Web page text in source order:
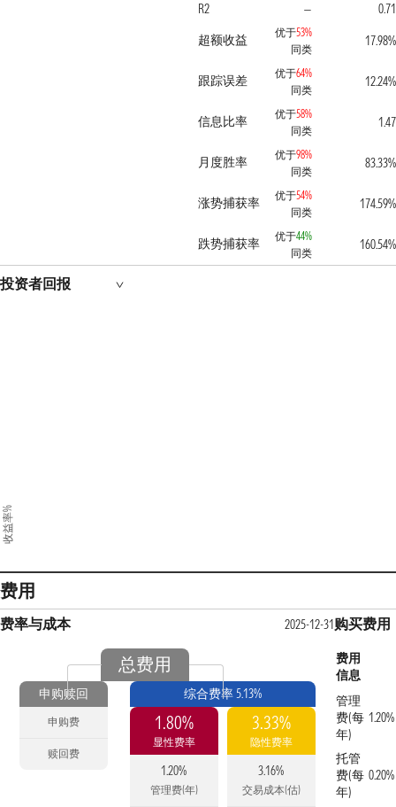
R2
—
0.71
超额收益
优于53%
同类
17.98%
跟踪误差 优于64%
同类
12.24%
信息比率 优于58%
同类
1.47
月度胜率 优于98%
同类
83.33%
涨势捕获率 优于54%
同类
174.59%
跌势捕获率 优于44%
同类
160.54%
投资者回报
收益率%
费用
费率与成本 2025-12-31
总费用
申购赎回
申购费
赎回费
综合费率 5.13%
1.80%
显性费率
1.20%
管理费(年)
3.33%
隐性费率
3.16%
交易成本(估)
购买费用
费用
信息
管理
费(每
年)
1.20%
托管
费(每
年)
0.20%